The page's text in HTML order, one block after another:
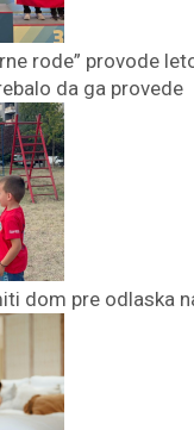
rode” provode
da ga provede
dom pre odlaska